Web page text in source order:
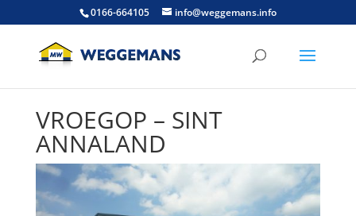
0166-664105 info@weggemans.info
VROEGOP – SINT
ANNALAND